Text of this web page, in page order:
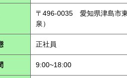
〒496-0035 愛知県津島市
泉）
正社員
9:00~18:00